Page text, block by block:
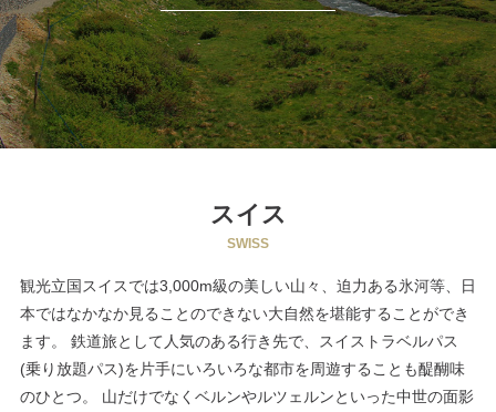
スイス
SWISS
観光立国スイスでは3,000m級の美しい山々、迫力ある氷河等、日
本ではなかなか見ることのできない大自然を堪能することができ
ます。
鉄道旅として人気のある行き先で、スイストラベルパス
(乗り放題パス)を片手にいろいろな都市を周遊することも醍醐味
のひとつ。
山だけでなくベルンやルツェルンといった中世の面影